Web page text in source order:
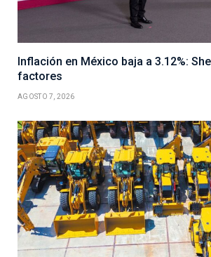
Inflación en México baja a 3.12%:
factores
AGOSTO 7, 2026